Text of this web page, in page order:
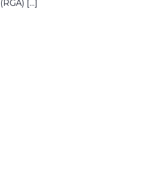
(RGA) […]